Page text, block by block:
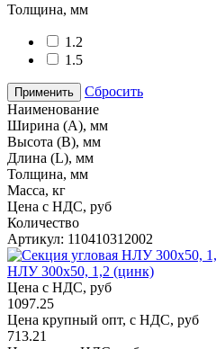
Толщина, мм
1.2
1.5
Применить
Сбросить
Наименование
Ширина (А), мм
Высота (В), мм
Длина (L), мм
Толщина, мм
Масса, кг
Цена с НДС, руб
Количество
Артикул: 110410312002
НЛУ 300х50, 1,2 (цинк)
Цена с НДС, руб
1097.25
Цена крупный опт, с НДС, руб
713.21